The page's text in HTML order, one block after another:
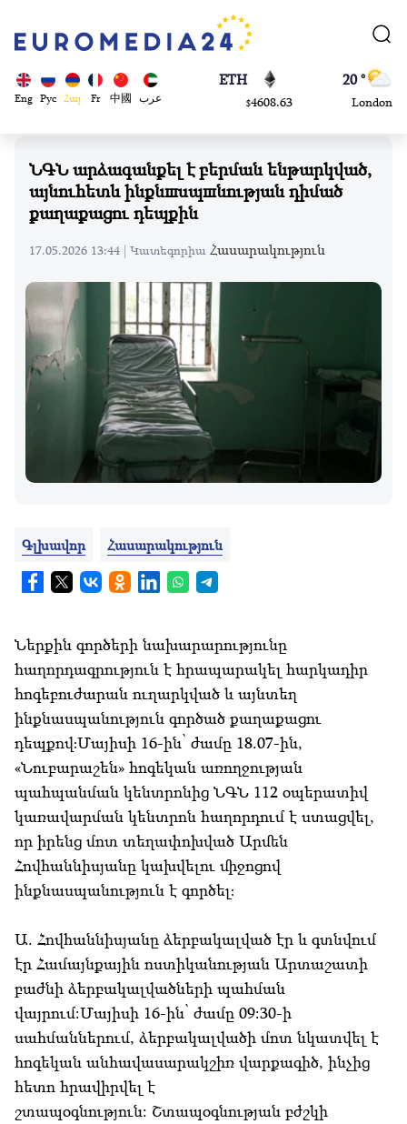
Eng Рус Հայ Fr 中國 عرب
ADA
ETH
$4608.63
20 °
London
23 °
Madrid
ՆԳՆ արձագանքել է բերման ենթարկված,
այնուհետև ինքնшuպшնության դիմած
քաղաքացու դեպքին
17.05.2026 13:44 | Կատեգորիա Հասարակություն
Գլխավոր Հասարակություն
Ներքին գործերի նախարարությունը
հաղորդագրություն է հրապարակել հարկադիր
հոգեբուժարան ուղարկված և այնտեղ
ինքնասպանություն գործած քաղաքացու
դեպքով։Մայիսի 16-ին՝ ժամը 18.07-ին,
«Նուբարաշեն» հոգեկան առողջության
պահպանման կենտրոնից ՆԳՆ 112 օպերատիվ
կառավարման կենտրոն հաղորդում է ստացվել,
որ իրենց մոտ տեղափոխված Արմեն
Հովհաննիսյանը կախվելու միջոցով
ինքնասպանություն է գործել։
Ա. Հովհաննիսյանը ձերբակալված էր և գտնվում
էր Համայնքային ոստիկանության Արտաշատի
բաժնի ձերբակալվածների պահման
վայրում:Մայիսի 16-ին՝ ժամը 09:30-ի
սահմաններում, ձերբակալվածի մոտ նկատվել է
հոգեկան անհավասարակշիռ վարքագիծ, ինչից
հետո հրավիրվել է
շտապօգնություն: Շտապօգնության բժշկի